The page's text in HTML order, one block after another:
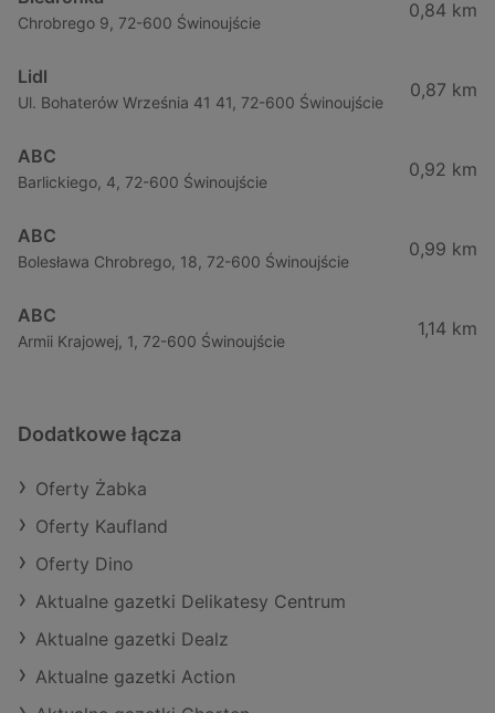
Chrobrego 9, 72-600 Świnoujście
0,84 km
Lidl
Ul. Bohaterów Września 41 41, 72-600 Świnoujście
0,87 km
ABC
Barlickiego, 4, 72-600 Świnoujście
0,92 km
ABC
Bolesława Chrobrego, 18, 72-600 Świnoujście
0,99 km
ABC
Armii Krajowej, 1, 72-600 Świnoujście
1,14 km
Dodatkowe łącza
Oferty Żabka
Oferty Kaufland
Oferty Dino
Aktualne gazetki Delikatesy Centrum
Aktualne gazetki Dealz
Aktualne gazetki Action